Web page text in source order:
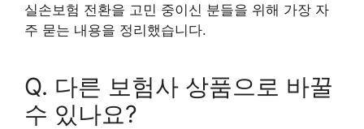
실손보험 전환을 고민 중이신 분들을 위해 가장 자
주 묻는 내용을 정리했습니다.
Q. 다른 보험사 상품으로 바꿀
수 있나요?